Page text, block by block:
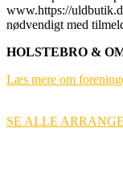
www.https://
nødvendigt med
HOLSTEBRO &
Læs mere om
SE ALLE